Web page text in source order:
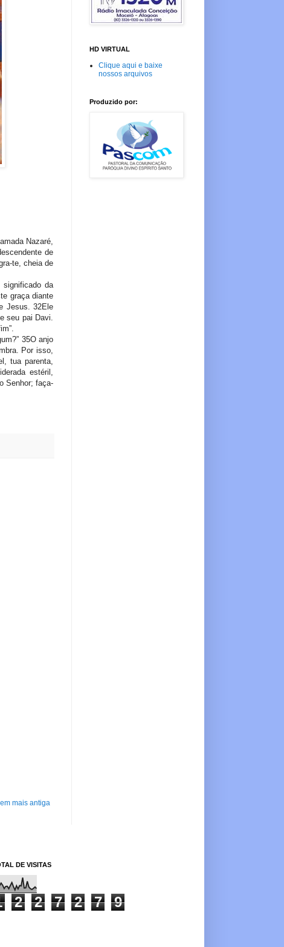
Nazaré,
de
te, cheia de
da
graça diante
Jesus. 32Ele
seu pai Davi.
35O anjo
Por isso,
tua parenta,
estéril,
Senhor; faça-
mais antiga
HD VIRTUAL
Clique aqui e baixe
nossos arquivos
Produzido por:
DE VISITAS
2 2 7 2 7 9